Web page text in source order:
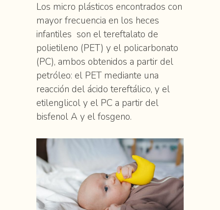
Los micro plásticos encontrados con
mayor frecuencia en los heces
infantiles son el tereftalato de
polietileno (PET) y el policarbonato
(PC), ambos obtenidos a partir del
petróleo: el PET mediante una
reacción del ácido tereftálico, y el
etilenglicol y el PC a partir del
bisfenol A y el fosgeno.